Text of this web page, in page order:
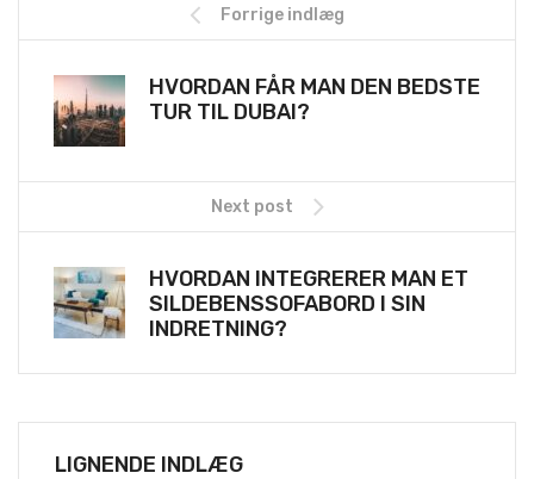
Forrige indlæg
HVORDAN FÅR MAN DEN BEDSTE
TUR TIL DUBAI?
Next post
HVORDAN INTEGRERER MAN ET
SILDEBENSSOFABORD I SIN
INDRETNING?
LIGNENDE INDLÆG